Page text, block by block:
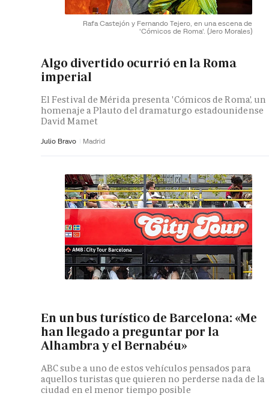
Rafa Castejón y Fernando Tejero, en una escena de
'Cómicos de Roma'. (Jero Morales)
Algo divertido ocurrió en la Roma
imperial
El Festival de Mérida presenta 'Cómicos de Roma', un
homenaje a Plauto del dramaturgo estadounidense
David Mamet
Julio Bravo Madrid
En un bus turístico de Barcelona: «Me
han llegado a preguntar por la
Alhambra y el Bernabéu»
ABC sube a uno de estos vehículos pensados para
aquellos turistas que quieren no perderse nada de la
ciudad en el menor tiempo posible